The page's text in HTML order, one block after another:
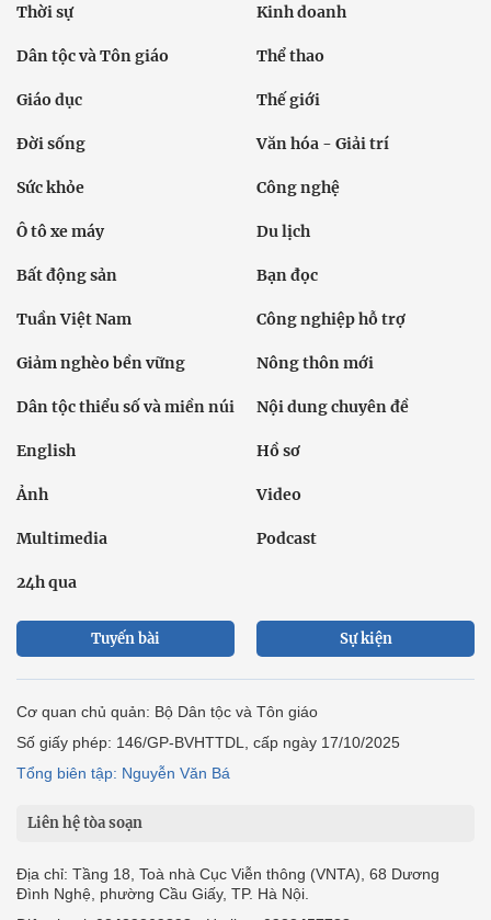
Thời sự Kinh doanh
Dân tộc và Tôn giáo Thể thao
Giáo dục Thế giới
Đời sống Văn hóa - Giải trí
Sức khỏe Công nghệ
Ô tô xe máy Du lịch
Bất động sản Bạn đọc
Tuần Việt Nam Công nghiệp hỗ trợ
Giảm nghèo bền vững Nông thôn mới
Dân tộc thiểu số và miền núi Nội dung chuyên đề
English Hồ sơ
Ảnh Video
Multimedia Podcast
24h qua
Tuyến bài Sự kiện
Cơ quan chủ quản: Bộ Dân tộc và Tôn giáo
Số giấy phép: 146/GP-BVHTTDL, cấp ngày 17/10/2025
Tổng biên tập: Nguyễn Văn Bá
Liên hệ tòa soạn
Địa chỉ: Tầng 18, Toà nhà Cục Viễn thông (VNTA), 68 Dương
Đình Nghệ, phường Cầu Giấy, TP. Hà Nội.